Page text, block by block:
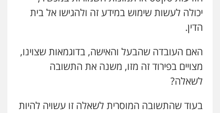
יכולה לעשות שימוש במידע זה ולהגישו אל בית
הדין.
האם העובדה שהבעל והאישה, בדוגמאות שצוינו,
מצויים בפירוד זה מזו, משנה את התשובה
לשאלה?
בעוד שהתשובה המוסרית לשאלה זו עשויה להיות